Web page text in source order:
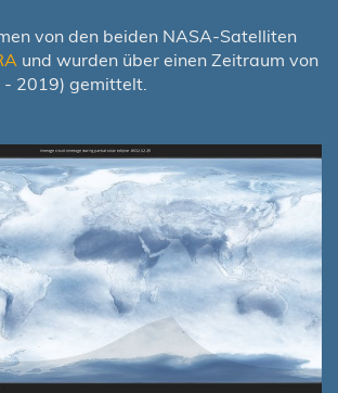
von den beiden NASA-Satelliten
und wurden über einen Zeitraum von
- 2019) gemittelt.